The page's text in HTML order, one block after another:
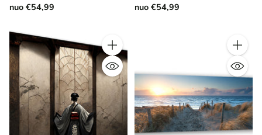
nuo €54,99 nuo €54,99
Kiekis Kiekis